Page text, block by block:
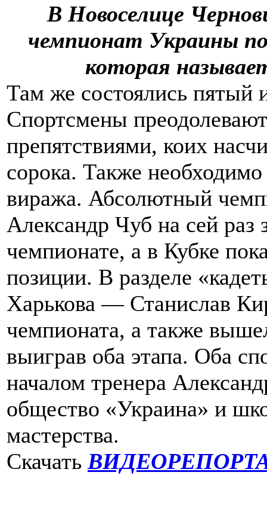
В Новоселице
чемпионат Украины
которая
Там же состоялись пятый
Спортсмены
препятствиями, коих
сорока. Также
виража. Абсолютный
Александр Чуб на сей раз
чемпионате, а в Кубке
позиции. В разделе
Харькова — Станислав
чемпионата, а также
выиграв оба этапа. Оба
началом тренера
общество «Украина» и
мастерства.
Скачать